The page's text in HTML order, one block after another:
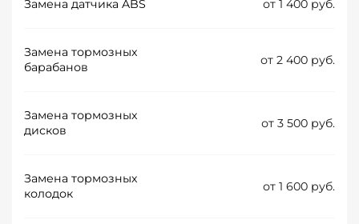
Замена датчика ABS от 1 400 руб.
Замена тормозных
барабанов
от 2 400 руб.
Замена тормозных
дисков
от 3 500 руб.
Замена тормозных
колодок
от 1 600 руб.